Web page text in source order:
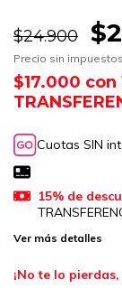
$24.900
Precio sin impuestos
$17.000 con
Cuotas SIN
15% de
Ver más detalles
¡No te lo